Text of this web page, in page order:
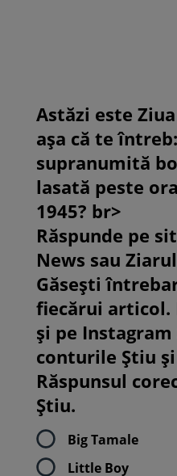
Astăzi este
așa că te
supranumită
lasată peste
1945? br>
Răspunde pe
News sau
Găsești
fiecărui articol.
și pe
conturile Știu
Răspunsul
Știu.
Big Tamale
Little Boy